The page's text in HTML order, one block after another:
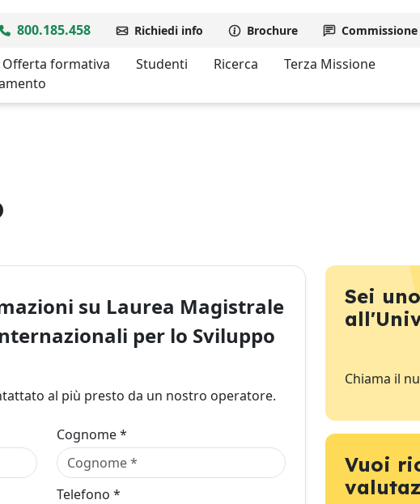
800.185.458 Richiedi info Brochure
Offerta formativa Studenti Ricerca
Terza Missione
su Laurea Magistrale
per lo Sviluppo
al più presto da un nostro operatore.
Cognome *
Telefono *
Sei
Chiama il
Vuoi